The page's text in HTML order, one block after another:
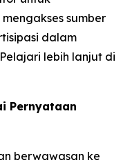
sumber
dalam
lebih lanjut di
Pernyataan
berwawasan ke